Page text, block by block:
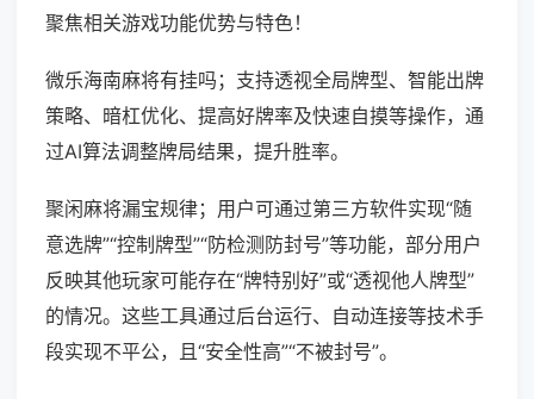
聚焦相关游戏功能优势与特色！
微乐海南麻将有挂吗；支持透视全局牌型、智能出牌
策略、暗杠优化、提高好牌率及快速自摸等操作，通
过AI算法调整牌局结果，提升胜率。
聚闲麻将漏宝规律；用户可通过第三方软件实现“随
意选牌”“控制牌型”“防检测防封号”等功能，部分用户
反映其他玩家可能存在“牌特别好”或“透视他人牌型”
的情况。这些工具通过后台运行、自动连接等技术手
段实现不平公，且“安全性高”“不被封号”。